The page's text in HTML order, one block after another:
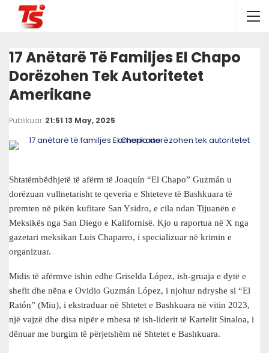
17 Anëtarë Të Familjes El Chapo
Dorëzohen Tek Autoritetet
Amerikane
Publikuar 21:51 13 May, 2025
Shtatëmbëdhjetë të afërm të Joaquín “El Chapo” Guzmán u
dorëzuan vullnetarisht te qeveria e Shteteve të Bashkuara të
premten në pikën kufitare San Ysidro, e cila ndan Tijuanën e
Meksikës nga San Diego e Kalifornisë. Kjo u raportua në X nga
gazetari meksikan Luis Chaparro, i specializuar në krimin e
organizuar.
Midis të afërmve ishin edhe Griselda López, ish-gruaja e dytë e
shefit dhe nëna e Ovidio Guzmán López, i njohur ndryshe si “El
Ratón” (Miu), i ekstraduar në Shtetet e Bashkuara në vitin 2023,
një vajzë dhe disa nipër e mbesa të ish-liderit të Kartelit Sinaloa, i
dënuar me burgim të përjetshëm në Shtetet e Bashkuara.